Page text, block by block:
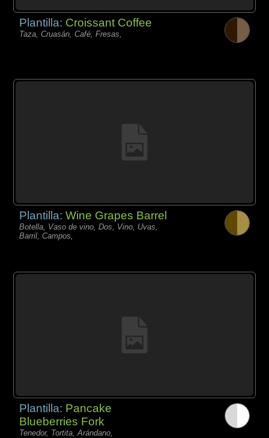
Plantilla: Croissant Coffee
Taza, Cruasán, Café, Fresas,
Plantilla:Wine Grapes Barrel
Botella, Vaso de vino, Dos, Vino, Uvas,
Barril, Campos,
Plantilla: Pancake
Blueberries Fork
Tenedor, Tortita, Arándano,